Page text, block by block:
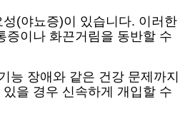
(야뇨증)이 있습니다. 이러한
증이나 화끈거림을 동반할 수
능 장애와 같은 건강 문제까지
을 경우 신속하게 개입할 수